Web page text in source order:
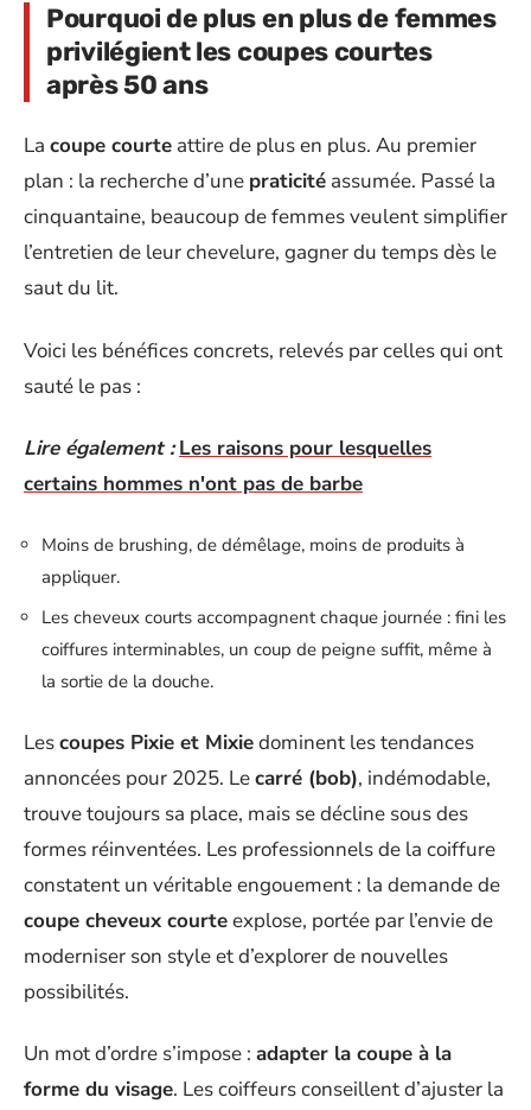
Pourquoi de plus en plus de femmes
privilégient les coupes courtes
après 50 ans
La coupe courte attire de plus en plus. Au premier
plan : la recherche d’une praticité assumée. Passé la
cinquantaine, beaucoup de femmes veulent simplifier
l’entretien de leur chevelure, gagner du temps dès le
saut du lit.
Voici les bénéfices concrets, relevés par celles qui ont
sauté le pas :
Lire également : Les raisons pour lesquelles
certains hommes n'ont pas de barbe
Moins de brushing, de démêlage, moins de produits à
appliquer.
Les cheveux courts accompagnent chaque journée : fini les
coiffures interminables, un coup de peigne suffit, même à
la sortie de la douche.
Lescoupes Pixie et Mixiedominent les tendances
annoncées pour 2025. Lecarré (bob), indémodable,
trouve toujours sa place, mais se décline sous des
formes réinventées. Les professionnels de la coiffure
constatent un véritable engouement : la demande de
coupe cheveux courteexplose, portée par l’envie de
moderniser son style et d’explorer de nouvelles
possibilités.
Un mot d’ordre s’impose : adapter la coupe à la
forme du visage. Les coiffeurs conseillent d’ajuster la